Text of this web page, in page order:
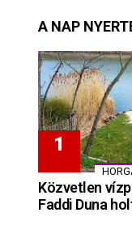
A NAP
Közvetlen
Faddi Duna